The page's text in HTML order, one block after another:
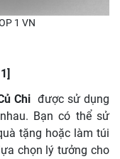
1 VN
Chi được sử dụng
Bạn có thể sử
tặng hoặc làm túi
chọn lý tưởng cho